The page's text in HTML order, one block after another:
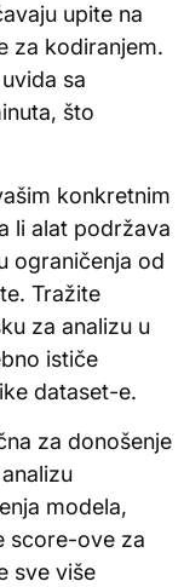
upite na
za kodiranjem.
sa
što
konkretnim
li alat podržava
ograničenja od
Tražite
za analizu u
ističe
dataset-e.
za donošenje
modela,
score-ove za
sve više